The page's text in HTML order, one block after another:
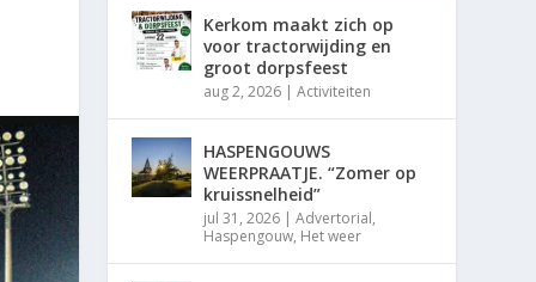
Kerkom maakt zich op
voor tractorwijding en
groot dorpsfeest
aug 2, 2026 |Activiteiten
HASPENGOUWS
WEERPRAATJE. “Zomer op
kruissnelheid”
jul 31, 2026 |Advertorial,
Haspengouw, Het weer